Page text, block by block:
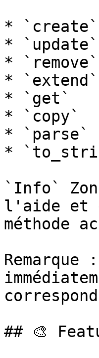
* `create`
* `update`
* `remove`
* `extend`
* `get`
* `copy`
* `parse`
*
`Info`
l'aide et
méthode
## 🎨